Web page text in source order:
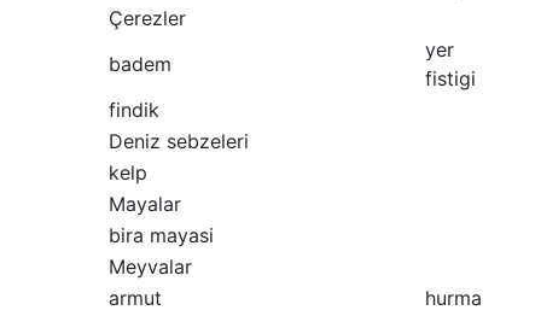
Çerezler
badem
yer
fistigi
findik
Deniz sebzeleri
kelp
Mayalar
bira mayasi
Meyvalar
armut
hurma